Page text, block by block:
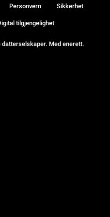
Med enerett.
Personvern Sikkerhet
tilgjengelighet